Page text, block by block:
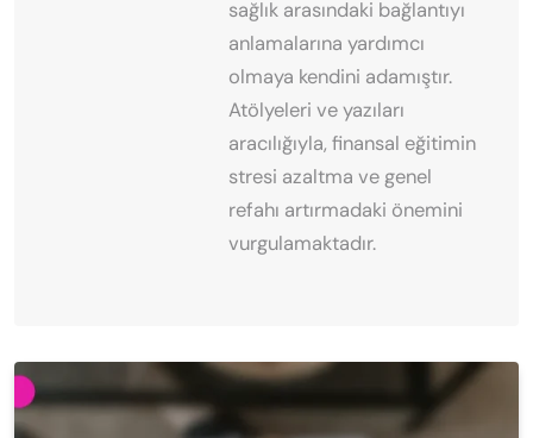
sağlık arasındaki bağlantıyı
anlamalarına yardımcı
olmaya kendini adamıştır.
Atölyeleri ve yazıları
aracılığıyla, finansal eğitimin
stresi azaltma ve genel
refahı artırmadaki önemini
vurgulamaktadır.